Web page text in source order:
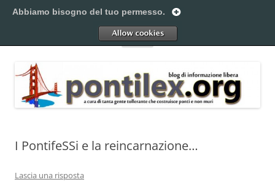
al
Pontilex
Menu
I PontifeSSi e la reincarnazione…
Lascia una risposta
Abbiamo bisogno del tuo permesso.